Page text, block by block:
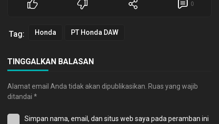
0
Tag: Honda PT Honda DAW
TINGGALKAN BALASAN
Alamat email Anda tidak akan dipublikasikan. Ruas yang wajib
ditandai *
Simpan nama, email, dan situs web saya pada peramban ini